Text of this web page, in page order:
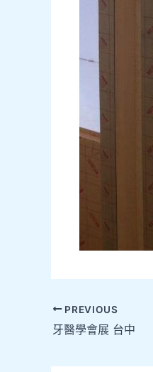
PREVIOUS
牙醫學會展 台中